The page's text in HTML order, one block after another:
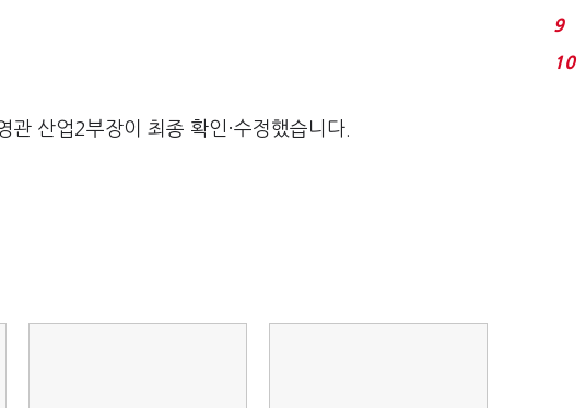
산업2부장이 최종 확인·수정했습니다.
9
10